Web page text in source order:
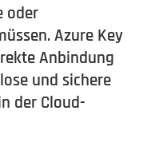
oder
Azure Key
Anbindung
und sichere
der Cloud-